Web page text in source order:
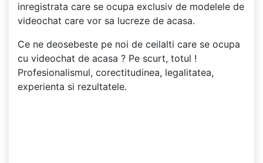
inregistrata care se ocupa exclusiv de modelele de
videochat care vor sa lucreze de acasa.
Ce ne deosebeste pe noi de ceilalti care se ocupa
cu videochat de acasa ? Pe scurt, totul !
Profesionalismul, corectitudinea, legalitatea,
experienta si rezultatele.